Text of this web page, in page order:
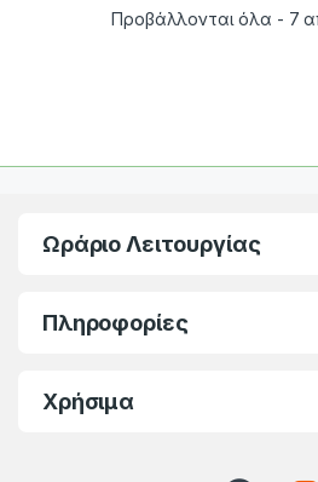
Προβάλλονται όλα - 7
Ωράριο Λειτουργίας
Πληροφορίες
Χρήσιμα